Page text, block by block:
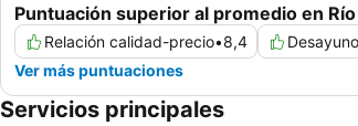
Puntuación superior al promedio en
Relación calidad-precio•8,4 Desayuno
Ver más puntuaciones
Servicios principales